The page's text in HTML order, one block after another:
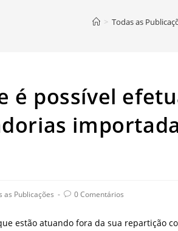
> Todas as
é possível
as Publicações
Post0 Comentários
estão atuando fora da sua repartição